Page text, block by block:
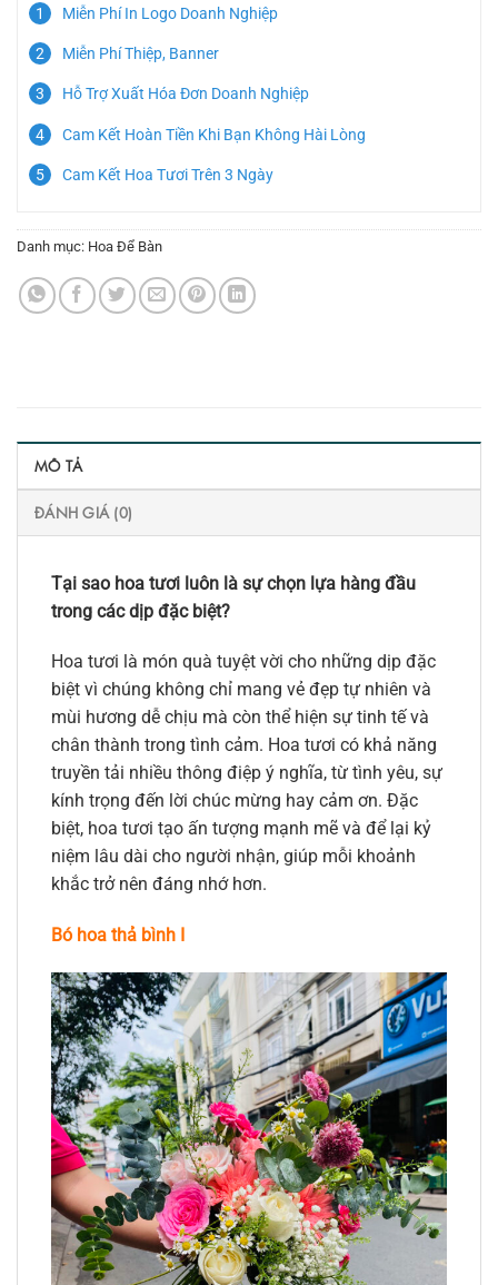
Miễn Phí In Logo Doanh Nghiệp
Miễn Phí Thiệp, Banner
Hỗ Trợ Xuất Hóa Đơn Doanh Nghiệp
Cam Kết Hoàn Tiền Khi Bạn Không Hài Lòng
Cam Kết Hoa Tươi Trên 3 Ngày
Danh mục: Hoa Để Bàn
MÔ TẢ
ĐÁNH GIÁ (0)
Tại sao hoa tươi luôn là sự chọn lựa hàng đầu
trong các dịp đặc biệt?
Hoa tươi là món quà tuyệt vời cho những dịp đặc
biệt vì chúng không chỉ mang vẻ đẹp tự nhiên và
mùi hương dễ chịu mà còn thể hiện sự tinh tế và
chân thành trong tình cảm. Hoa tươi có khả năng
truyền tải nhiều thông điệp ý nghĩa, từ tình yêu, sự
kính trọng đến lời chúc mừng hay cảm ơn. Đặc
biệt, hoa tươi tạo ấn tượng mạnh mẽ và để lại kỷ
niệm lâu dài cho người nhận, giúp mỗi khoảnh
khắc trở nên đáng nhớ hơn.
Bó hoa thả bình I